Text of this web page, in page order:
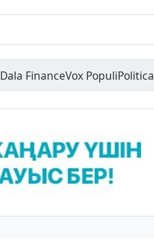
Politica
Vox Populi
Dala Finance